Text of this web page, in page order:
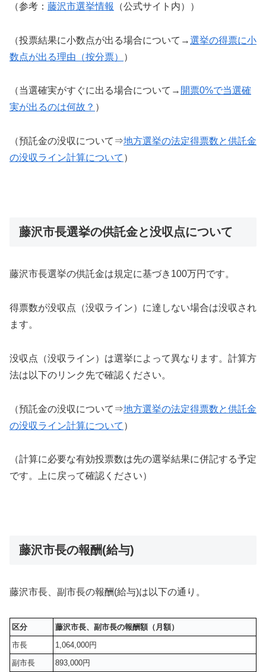
（参考： 藤沢市選挙情報 （公式サイト内））
（投票結果に小数点が出る場合について→選挙の得票に小
数点が出る理由（按分票）
）
（当選確実がすぐに出る場合について→ 開票0%で当選確
実が出るのは何故？ ）
（預託金の没収について⇒地方選挙の法定得票数と供託金
の没収ライン計算について ）
藤沢市長選挙の供託金と没収点について
藤沢市長選挙の供託金は規定に基づき100万円です。
得票数が没収点（没収ライン）に達しない場合は没収され
ます。
没収点（没収ライン）は選挙によって異なります。計算方
法は以下のリンク先で確認ください。
（預託金の没収について⇒地方選挙の法定得票数と供託金
の没収ライン計算について ）
（計算に必要な有効投票数は先の選挙結果に併記する予定
です。上に戻って確認ください）
藤沢市長の報酬(給与)
藤沢市長、副市長の報酬(給与)は以下の通り。
区分
藤沢市長、副市長の報酬額（月額）
市長
1,064,000円
副市長
893,000円